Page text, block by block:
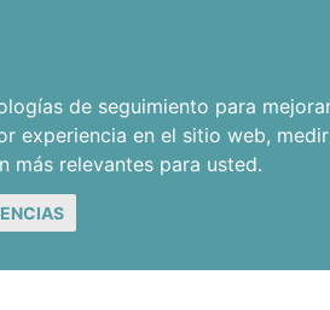
de seguimiento para
experiencia en el sitio web,
más relevantes para usted.